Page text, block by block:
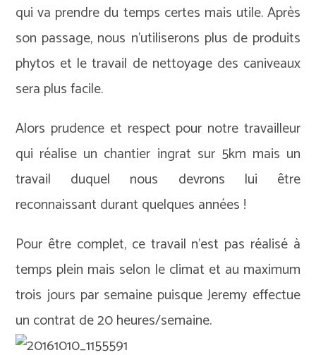
qui va prendre du temps certes mais utile. Après
son passage, nous n’utiliserons plus de produits
phytos et le travail de nettoyage des caniveaux
sera plus facile.
Alors prudence et respect pour notre travailleur
qui réalise un chantier ingrat sur 5km mais un
travail duquel nous devrons lui être
reconnaissant durant quelques années !
Pour être complet, ce travail n’est pas réalisé à
temps plein mais selon le climat et au maximum
trois jours par semaine puisque Jeremy effectue
un contrat de 20 heures/semaine.